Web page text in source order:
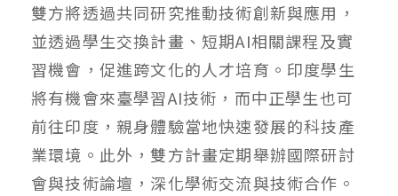
雙方將透過共同研究推動技術創新與應用，
並透過學生交換計畫、短期AI相關課程及實
習機會，促進跨文化的人才培育。印度學生
將有機會來臺學習AI技術，而中正學生也可
前往印度，親身體驗當地快速發展的科技產
業環境。此外，雙方計畫定期舉辦國際研討
會與技術論壇，深化學術交流與技術合作。